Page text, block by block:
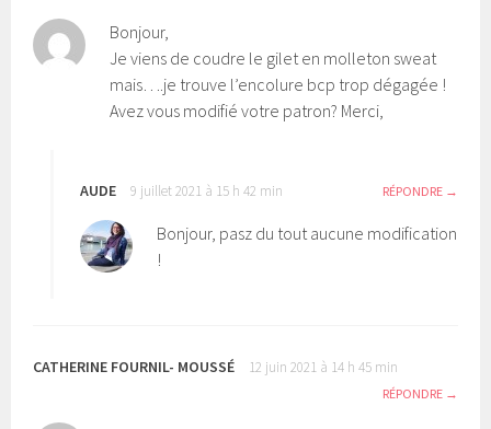
Bonjour,
Je viens de coudre le gilet en molleton sweat
mais….je trouve l’encolure bcp trop dégagée !
Avez vous modifié votre patron? Merci,
AUDE 9 juillet 2021 à 15 h 42 min RÉPONDRE
Bonjour, pasz du tout aucune modification
!
CATHERINE FOURNIL- MOUSSÉ 12 juin 2021 à 14 h 45 min
RÉPONDRE